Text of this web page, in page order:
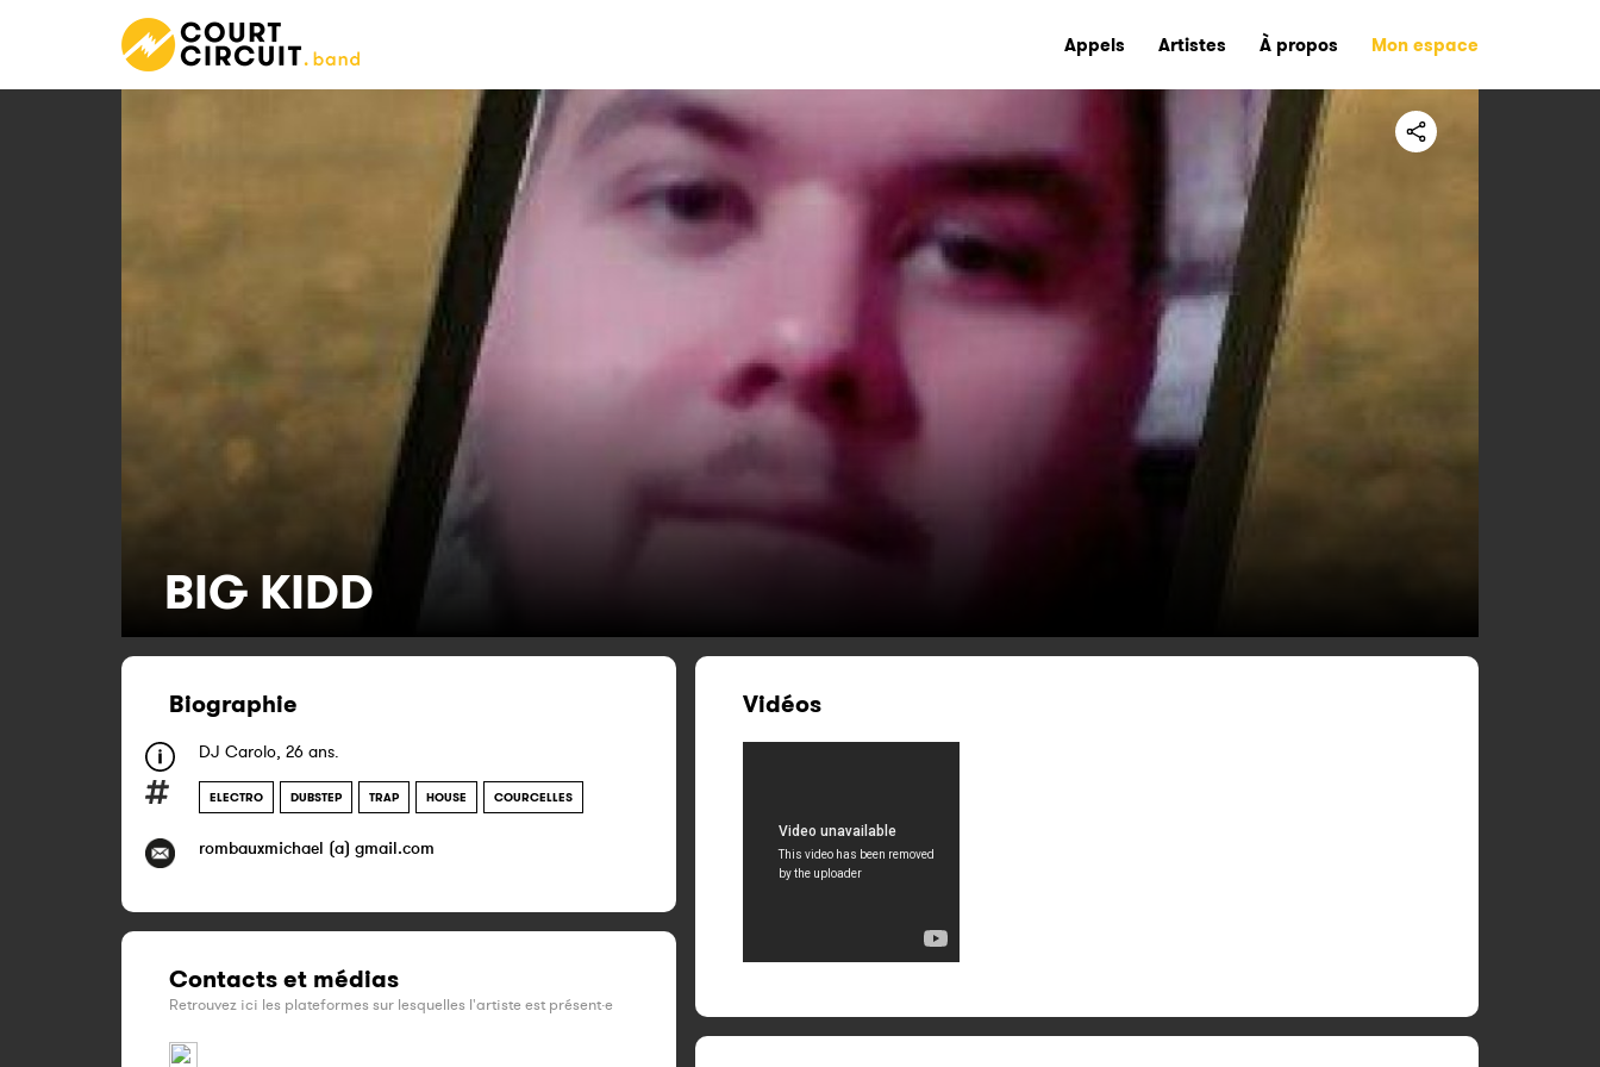
Appels Artistes À propos Mon espace
BIG KIDD
Biographie
DJ Carolo, 26 ans.
ELECTRO DUBSTEP TRAP HOUSE COURCELLES
rombauxmichael (a) gmail.com
Contacts et médias
Retrouvez ici les plateformes sur lesquelles l'artiste est présent·e
Vidéos